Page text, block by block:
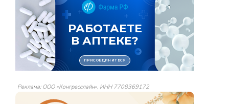
Реклама: ООО «Конгресслайн», ИНН 7708369172